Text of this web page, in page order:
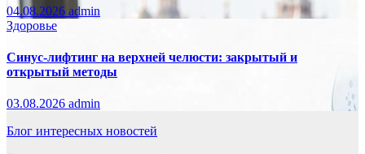
04.08.2026 admin
Здоровье
Синус-лифтинг на верхней челюсти: закрытый и
открытый методы
03.08.2026 admin
Блог интересных новостей